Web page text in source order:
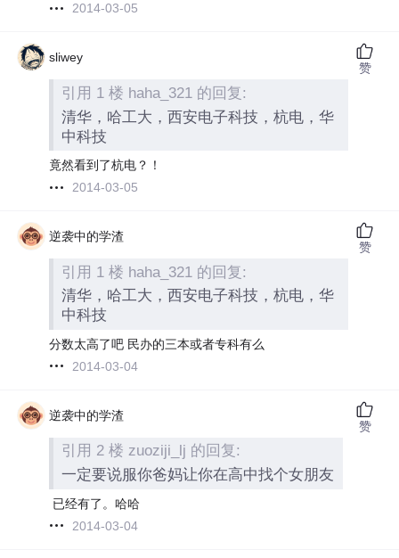
2014-03-05
sliwey
引用 1 楼 haha_321 的回复:
清华，哈工大，西安电子科技，杭电，华
中科技
竟然看到了杭电？！
2014-03-05
赞
逆袭中的学渣
引用 1 楼 haha_321 的回复:
清华，哈工大，西安电子科技，杭电，华
中科技
分数太高了吧 民办的三本或者专科有么
2014-03-04
赞
逆袭中的学渣
引用 2 楼 zuoziji_lj 的回复:
一定要说服你爸妈让你在高中找个女朋友
已经有了。哈哈
2014-03-04
赞